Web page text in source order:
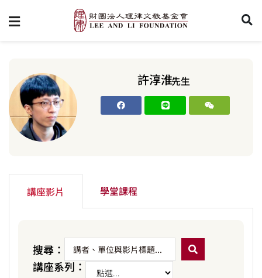
許淳淮先生
講座影片 學堂課程
搜尋：
講座系列：